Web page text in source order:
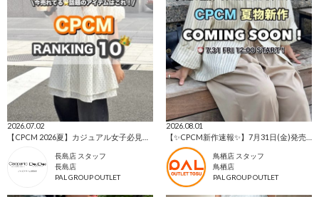
2026.07.02
長島店 スタッフ
長島店
PAL GROUP OUTLET
2026.08.01
【✨CPCM新作速報✨】7月31日(金)発売アイテムをご紹介📣
鳥栖店 スタッフ
鳥栖店
PAL GROUP OUTLET